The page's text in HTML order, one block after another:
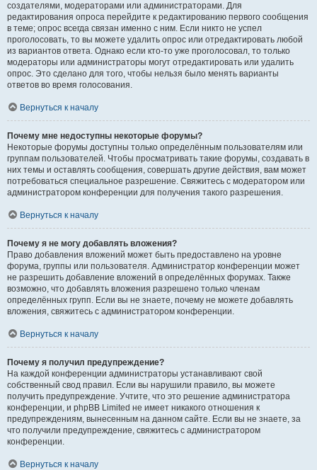
создателями, модераторами или администраторами. Для
редактирования опроса перейдите к редактированию первого сообщения
в теме; опрос всегда связан именно с ним. Если никто не успел
проголосовать, то вы можете удалить опрос или отредактировать любой
из вариантов ответа. Однако если кто-то уже проголосовал, то только
модераторы или администраторы могут отредактировать или удалить
опрос. Это сделано для того, чтобы нельзя было менять варианты
ответов во время голосования.
Вернуться к началу
Почему мне недоступны некоторые форумы?
Некоторые форумы доступны только определённым пользователям или
группам пользователей. Чтобы просматривать такие форумы, создавать в
них темы и оставлять сообщения, совершать другие действия, вам может
потребоваться специальное разрешение. Свяжитесь с модератором или
администратором конференции для получения такого разрешения.
Вернуться к началу
Почему я не могу добавлять вложения?
Право добавления вложений может быть предоставлено на уровне
форума, группы или пользователя. Администратор конференции может
не разрешить добавление вложений в определённых форумах. Также
возможно, что добавлять вложения разрешено только членам
определённых групп. Если вы не знаете, почему не можете добавлять
вложения, свяжитесь с администратором конференции.
Вернуться к началу
Почему я получил предупреждение?
На каждой конференции администраторы устанавливают свой
собственный свод правил. Если вы нарушили правило, вы можете
получить предупреждение. Учтите, что это решение администратора
конференции, и phpBB Limited не имеет никакого отношения к
предупреждениям, вынесенным на данном сайте. Если вы не знаете, за
что получили предупреждение, свяжитесь с администратором
конференции.
Вернуться к началу